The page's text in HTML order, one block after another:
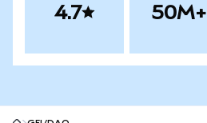
4.7 50M+